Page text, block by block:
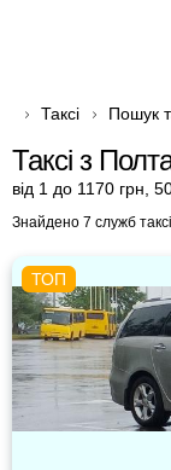
Таксі Пошук
Таксі з
від 1 до 1170 грн
Знайдено 7 служб таксі